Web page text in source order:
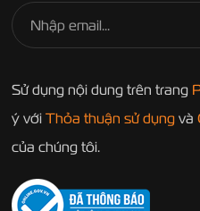
Sử dụng nội dung trên trang
ý với Thỏa thuận sử dụngvà
của chúng tôi.